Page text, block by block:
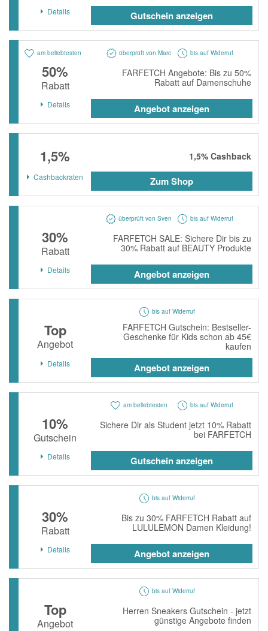
SNIPES
Click & Boat
Lidl
BOGNER
momox
GALERIA
vidaXL
LiveFresh
tink
heine
ABOUT YOU
Alle Shops anzeigen
Details Gutschein anzeigen
am beliebtesten überprüft von Marc bis auf Widerruf
50%
Rabatt
FARFETCH Angebote: Bis zu 50%
Rabatt auf Damenschuhe
Details Angebot anzeigen
1,5% 1,5% Cashback
Cashbackraten Zum Shop
überprüft von Sven bis auf Widerruf
30%
Rabatt
FARFETCH SALE: Sichere Dir bis zu
30% Rabatt auf BEAUTY Produkte
Details Angebot anzeigen
bis auf Widerruf
Top
Angebot
FARFETCH Gutschein: Bestseller-
Geschenke für Kids schon ab 45€
kaufen
Details Angebot anzeigen
am beliebtesten bis auf Widerruf
10%
Gutschein
Sichere Dir als Student jetzt 10% Rabatt
bei FARFETCH
Details Gutschein anzeigen
bis auf Widerruf
30%
Rabatt
Bis zu 30% FARFETCH Rabatt auf
LULULEMON Damen Kleidung!
Details Angebot anzeigen
bis auf Widerruf
Top
Angebot
Herren Sneakers Gutschein - jetzt
günstige Angebote finden